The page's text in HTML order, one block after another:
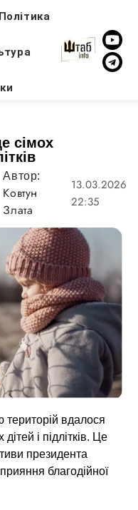
Політика
сімох
Автор:
Ковтун
Злата
13.03.2026
22:35
територій вдалося
і підлітків. Це
президента
благодійної